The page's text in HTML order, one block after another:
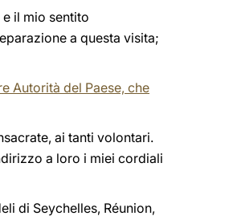
il mio sentito
a questa visita;
Autorità del Paese, che
ai tanti volontari.
a loro i miei cordiali
di Seychelles, Réunion,